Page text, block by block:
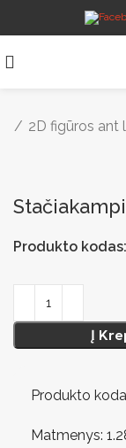
2D figūros ant
Produkto kodas:
Į
Produkto
Matmenys: